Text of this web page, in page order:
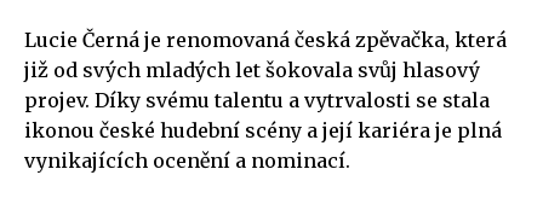
Lucie Černá je renomovaná česká zpěvačka, která
již od svých mladých let šokovala svůj hlasový
projev. Díky svému talentu a vytrvalosti se stala
ikonou české hudební scény a její kariéra je plná
vynikajících ocenění a nominací.